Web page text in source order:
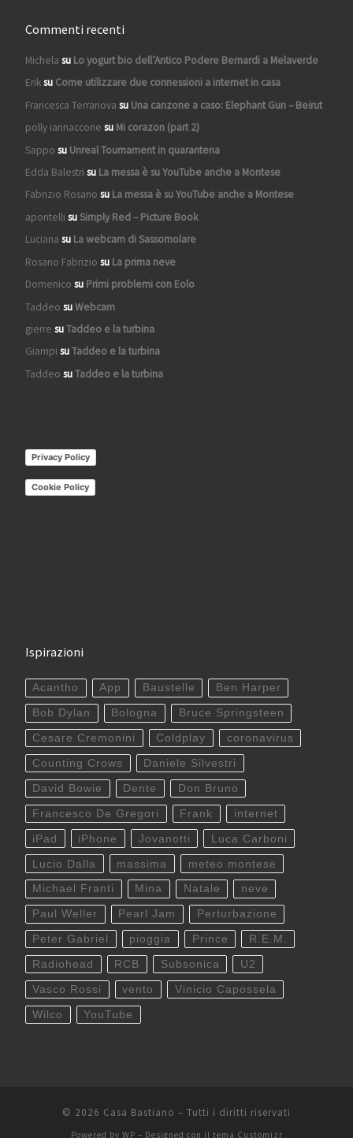
Commenti recenti
Michela su Lo yogurt bio dell’Antico Podere Bernardi a Melaverde
Eriksu Come utilizzare due connessioni a internet in casa
Francesca Terranova su Una canzone a caso: Elephant Gun – Beirut
polly iannaccone su Mi corazon (part 2)
Sappo su Unreal Tournament in quarantena
Edda Balestri su La messa è su YouTube anche a Montese
Fabrizio Rosano su La messa è su YouTube anche a Montese
apontelli suSimply Red – Picture Book
Luciana su La webcam di Sassomolare
Rosano Fabrizio su La prima neve
Domenico su Primi problemi con Eolo
Taddeo suWebcam
gierre suTaddeo e la turbina
Giampi suTaddeo e la turbina
Taddeo suTaddeo e la turbina
Privacy Policy
Cookie Policy
Ispirazioni
Acantho App Baustelle Ben Harper
Bob Dylan Bologna Bruce Springsteen
Cesare Cremonini Coldplay coronavirus
Counting Crows Daniele Silvestri
David Bowie Dente Don Bruno
Francesco De Gregori Frank internet
iPad iPhone Jovanotti Luca Carboni
Lucio Dalla massima meteo montese
Michael Franti Mina Natale neve
Paul Weller Pearl Jam Perturbazione
Peter Gabriel pioggia Prince R.E.M.
Radiohead RCB Subsonica U2
Vasco Rossi vento Vinicio Capossela
Wilco YouTube
© 2026 Casa Bastiano – Tutti i diritti riservati
Powered by WP – Designed con il tema Customizr